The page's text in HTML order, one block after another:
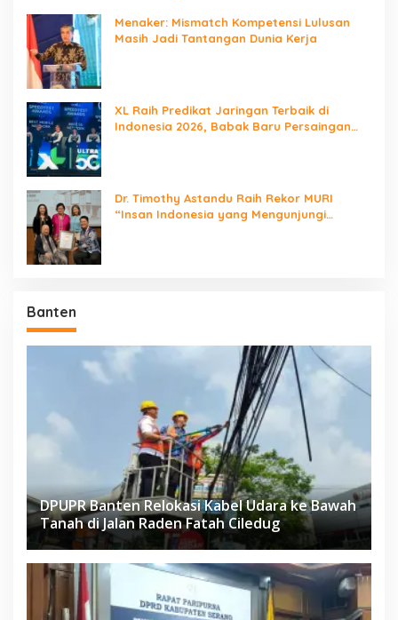
Menaker: Mismatch Kompetensi Lulusan
Masih Jadi Tantangan Dunia Kerja
XL Raih Predikat Jaringan Terbaik di
Indonesia 2026, Babak Baru Persaingan
Dr. Timothy Astandu Raih Rekor MURI
“Insan Indonesia yang Mengunjungi
Banten
DPUPR Banten Relokasi Kabel Udara ke Bawah
Tanah di Jalan Raden Fatah Ciledug